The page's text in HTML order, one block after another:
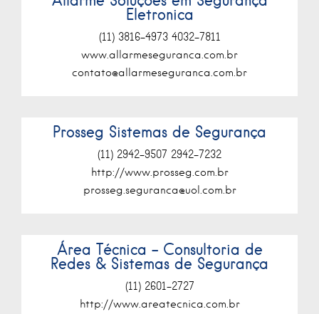
Eletronica
(11) 3816-4973 4032-7811
www.allarmeseguranca.com.br
contato@allarmeseguranca.com.br
Prosseg Sistemas de Segurança
(11) 2942-9507 2942-7232
http://www.prosseg.com.br
prosseg.seguranca@uol.com.br
Área Técnica – Consultoria de
Redes & Sistemas de Segurança
(11) 2601-2727
http://www.areatecnica.com.br